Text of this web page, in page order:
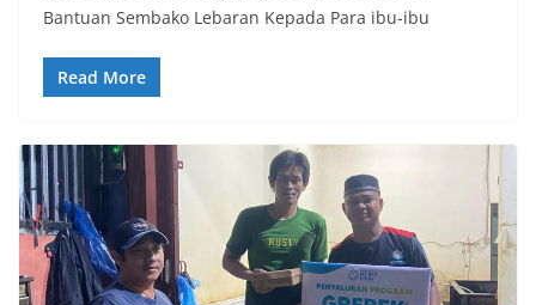
Bantuan Sembako Lebaran Kepada Para ibu-ibu
Read More